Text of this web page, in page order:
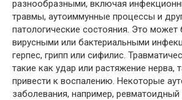
разнообразными, включая
травмы, аутоиммунные процессы и
патологические состояния. Это
вирусными или бактериальными
герпес, грипп или сифилис.
такие как удар или растяжение нерва,
привести к воспалению. Некоторые
заболевания, например, ревматоидный